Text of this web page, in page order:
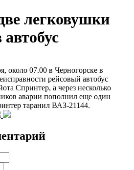
легковушки
около 07.00 в Черногорске в
рейсовый автобус
Спринтер, а через несколько
аварии пополнил еще один
таранил ВАЗ-21144.